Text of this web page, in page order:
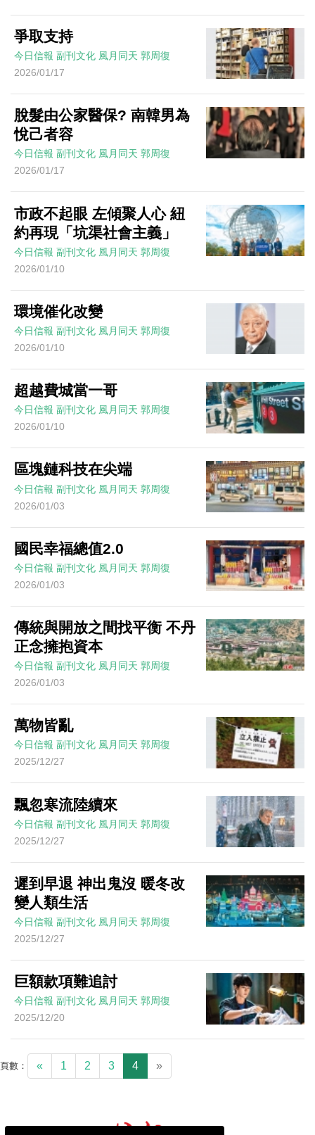
爭取支持
今日信報 副刊文化 風月同天 郭周復
2026/01/17
脫髮由公家醫保? 南韓男為
悅己者容
今日信報 副刊文化 風月同天 郭周復
2026/01/17
市政不起眼 左傾聚人心 紐
約再現「坑渠社會主義」
今日信報 副刊文化 風月同天 郭周復
2026/01/10
環境催化改變
今日信報 副刊文化 風月同天 郭周復
2026/01/10
超越費城當一哥
今日信報 副刊文化 風月同天 郭周復
2026/01/10
區塊鏈科技在尖端
今日信報 副刊文化 風月同天 郭周復
2026/01/03
國民幸福總值2.0
今日信報 副刊文化 風月同天 郭周復
2026/01/03
傳統與開放之間找平衡 不丹
正念擁抱資本
今日信報 副刊文化 風月同天 郭周復
2026/01/03
萬物皆亂
今日信報 副刊文化 風月同天 郭周復
2025/12/27
飄忽寒流陸續來
今日信報 副刊文化 風月同天 郭周復
2025/12/27
遲到早退 神出鬼沒 暖冬改
變人類生活
今日信報 副刊文化 風月同天 郭周復
2025/12/27
巨額款項難追討
今日信報 副刊文化 風月同天 郭周復
2025/12/20
頁數： « 1 2 3 4 »